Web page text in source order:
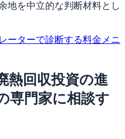
地を中立的な判断材料とし
ーターで診断する料金メニ
熱回収投資の進
専門家に相談す